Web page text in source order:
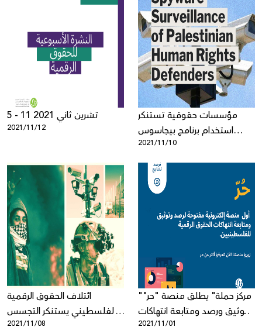
5 - 11 تشرين ثاني 2021
2021/11/12
مؤسسات حقوقية تستنكر
استخدام برنامج بيجاسوس
للتجسس على نشطاء
فلسطينيين
2021/11/10
ائتلاف الحقوق الرقمية
الفلسطيني يستنكر التجسس
على 6 مدافعين/ات عن حقوق
2021/11/08
"مركز حملة" يطلق منصة "حر"
لتوثيق ورصد ومتابعة انتهاكات
2021/11/01